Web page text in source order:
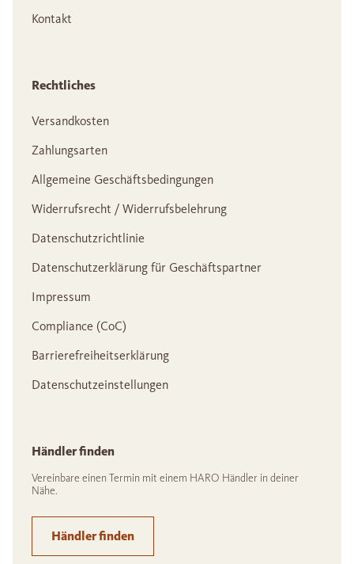
Kontakt
Rechtliches
Versandkosten
Zahlungsarten
Allgemeine Geschäftsbedingungen
Widerrufsrecht / Widerrufsbelehrung
Datenschutzrichtlinie
Datenschutzerklärung für Geschäftspartner
Impressum
Compliance (CoC)
Barrierefreiheitserklärung
Datenschutzeinstellungen
Händler finden
Vereinbare einen Termin mit einem HARO Händler in deiner
Nähe.
Händler finden